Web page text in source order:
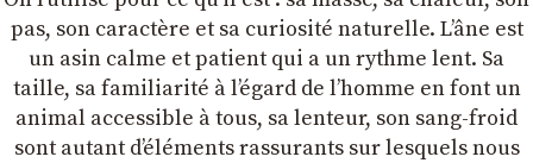
pas, son caractère et sa curiosité naturelle. Lʼâne est
un asin calme et patient qui a un rythme lent. Sa
taille, sa familiarité à lʼégard de lʼhomme en font un
animal accessible à tous, sa lenteur, son sang-froid
sont autant dʼéléments rassurants sur lesquels nous